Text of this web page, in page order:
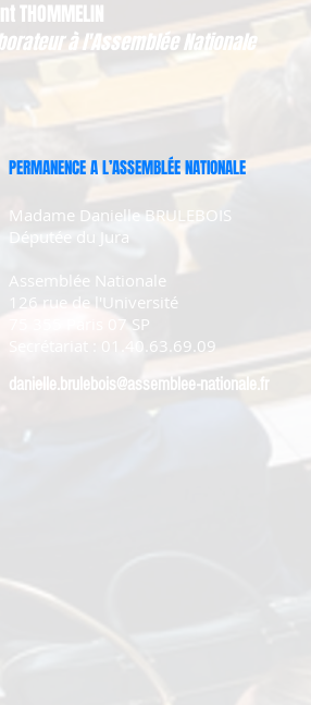
THOMMELIN
à l'Assemblée Nationale
PERMANENCE A L’ASSEMBLÉE NATIONALE
Madame Danielle BRULEBOIS
Députée du Jura
Assemblée Nationale
126 rue de l'Université
75 355 Paris 07 SP
Secrétariat : 01.40.63.69.09
danielle.brulebois@assemblee-nationale.fr